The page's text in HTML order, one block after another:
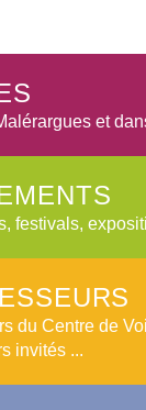
et
festivals,
du Centre de
invités ...